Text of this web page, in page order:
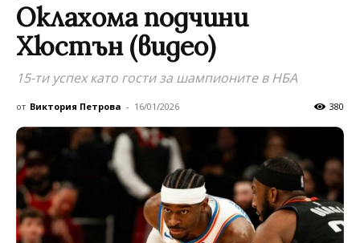
Оклахома подчини
Хюстън (видео)
15-ти успех като гости за шампионите в НБА
от Виктория Петрова - 16/01/2026 380